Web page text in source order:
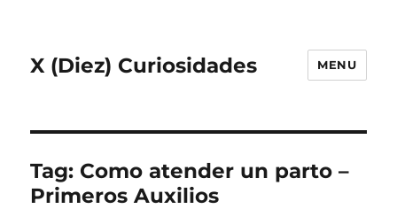
X (Diez) Curiosidades MENU
Tag: Como atender un parto –
Primeros Auxilios